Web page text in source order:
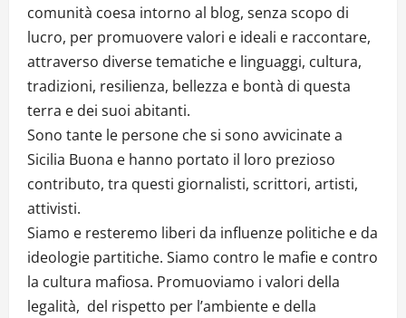
comunità coesa intorno al blog, senza scopo di
lucro, per promuovere valori e ideali e raccontare,
attraverso diverse tematiche e linguaggi, cultura,
tradizioni, resilienza, bellezza e bontà di questa
terra e dei suoi abitanti.
Sono tante le persone che si sono avvicinate a
Sicilia Buona e hanno portato il loro prezioso
contributo, tra questi giornalisti, scrittori, artisti,
attivisti.
Siamo e resteremo liberi da influenze politiche e da
ideologie partitiche. Siamo contro le mafie e contro
la cultura mafiosa. Promuoviamo i valori della
legalità, del rispetto per l’ambiente e della